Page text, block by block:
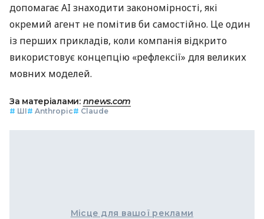
допомагає AI знаходити закономірності, які
окремий агент не помітив би самостійно. Це один
із перших прикладів, коли компанія відкрито
використовує концепцію «рефлексії» для великих
мовних моделей.
За матеріалами: nnews.com
# ШІ# Anthropic# Claude
Місце для вашої реклами